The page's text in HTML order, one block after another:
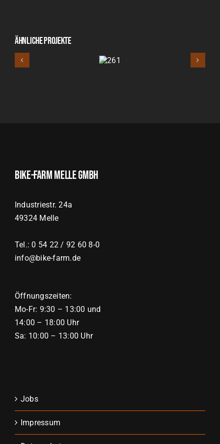
Ähnliche Projekte
Bike-Farm Melle GmbH
Industriestr. 24a
49324 Melle
Tel.: 0 54 22 / 92 60 8-0
info@bike-farm.de
Öffnungszeiten:
Mo-Fr: 9:30 – 13:00 und
14:00 – 18:00 Uhr
Sa: 10:00 – 13:00 Uhr
Jobs
Impressum